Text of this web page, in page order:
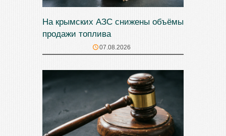
На крымских АЗС снижены объёмы
продажи топлива
07.08.2026